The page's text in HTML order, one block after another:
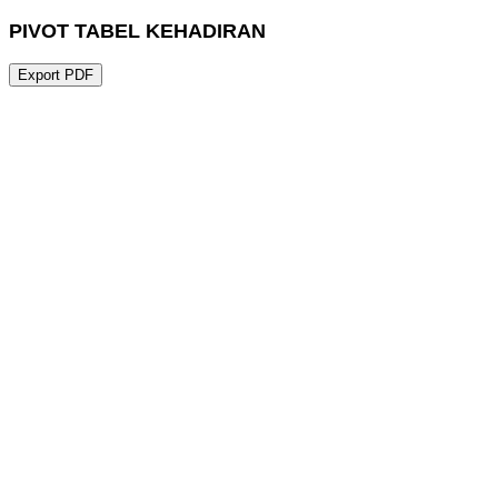
PIVOT TABEL KEHADIRAN
Export PDF